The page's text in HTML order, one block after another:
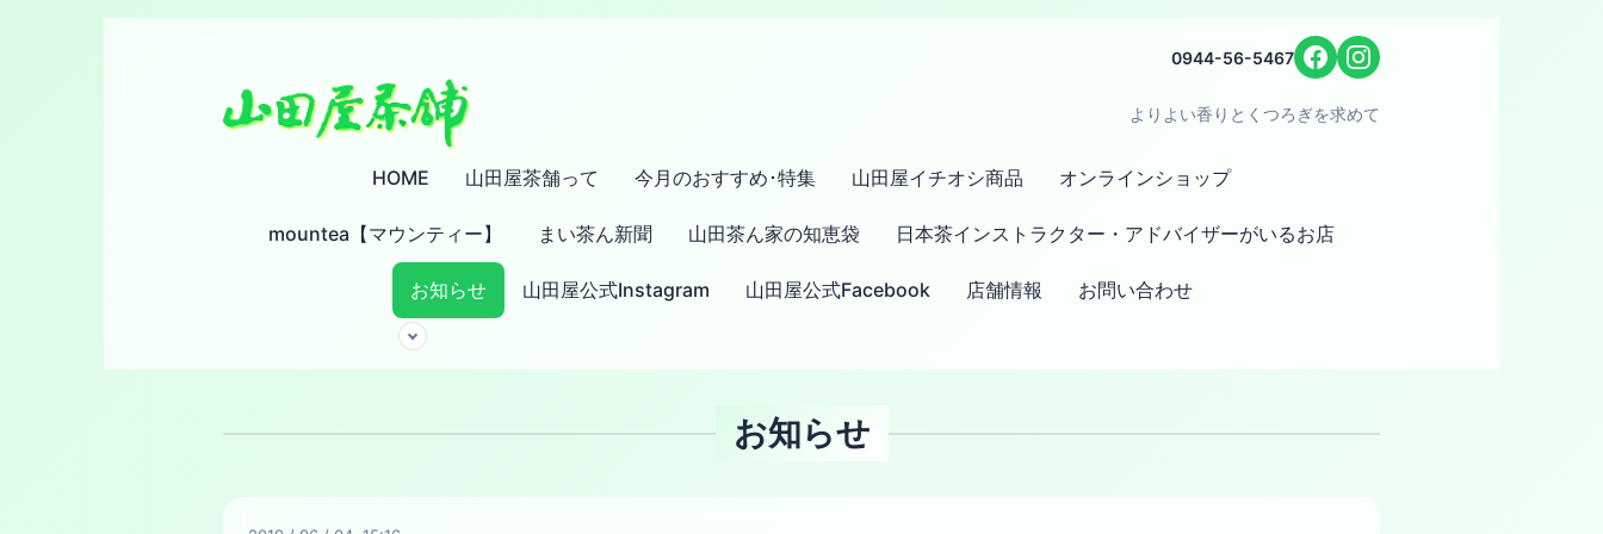
0944-56-5467
よりよい香りとくつろぎを求めて
HOME 山田屋茶舗って 今月のおすすめ･特集 山田屋イチオシ商品 オンラインショップ
mountea【マウンティー】 まい茶ん新聞 山田茶ん家の知恵袋 日本茶インストラクター・アドバイザーがいるお店
お知らせ 山田屋公式Instagram 山田屋公式Facebook 店舗情報 お問い合わせ
お知らせ